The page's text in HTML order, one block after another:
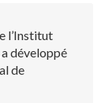
l’Institut
développé
de